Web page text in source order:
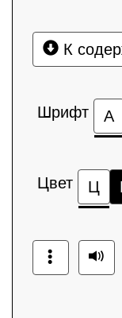
К
Шрифт А
Цвет Ц